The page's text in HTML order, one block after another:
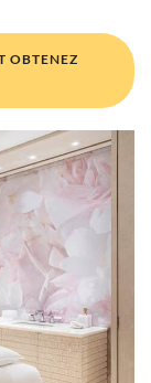
OBTENEZ